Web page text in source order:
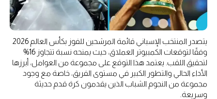
يتصدر المنتخب الإسباني قائمة المرشحين للفوز بكأس العالم 2026
وفقًا لتوقعات الكمبيوتر العملاق، حيث يمنحه نسبة تتجاوز 16%
لتحقيق اللقب. يعتمد هذا التوقع على مجموعة من العوامل، أبرزها
الأداء الحالي والتطور الكبير في مستوى الفريق، خاصة مع وجود
مجموعة من النجوم الشباب الذين يقدمون كرة قدم حديثة
وسريعة.